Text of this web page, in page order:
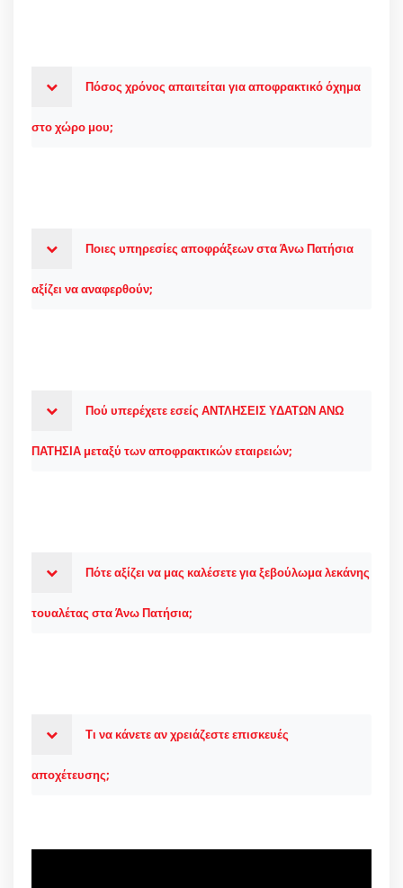
Πόσος χρόνος απαιτείται για αποφρακτικό όχημα
στο χώρο μου;
Ποιες υπηρεσίες αποφράξεων στα Άνω Πατήσια
αξίζει να αναφερθούν;
Πού υπερέχετε εσείς ΑΝΤΛΗΣΕΙΣ ΥΔΑΤΩΝ ΑΝΩ
ΠΑΤΗΣΙΑ μεταξύ των αποφρακτικών εταιρειών;
Πότε αξίζει να μας καλέσετε για ξεβούλωμα λεκάνης
τουαλέτας στα Άνω Πατήσια;
Τι να κάνετε αν χρειάζεστε επισκευές
αποχέτευσης;